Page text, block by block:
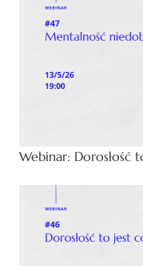
Webinar: Dorosłość